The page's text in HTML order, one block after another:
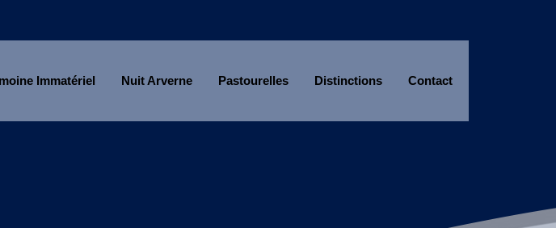
Immatériel Nuit Arverne Pastourelles Distinctions Contact